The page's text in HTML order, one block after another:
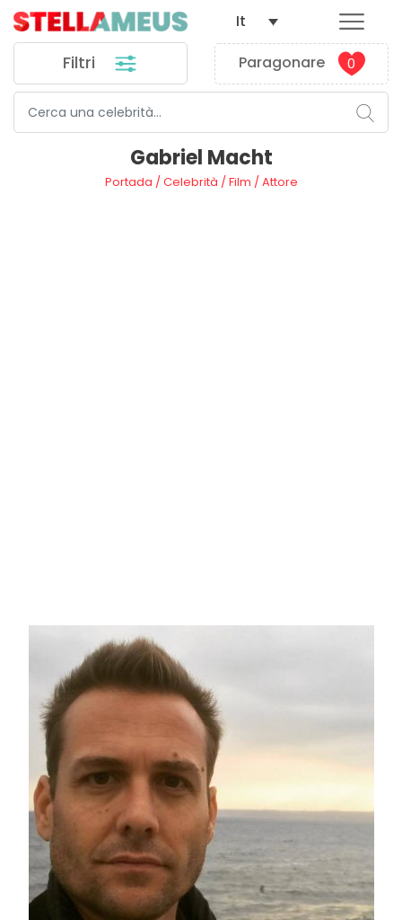
Filtri Paragonare 0
It
Gabriel Macht
Portada /Celebrità /Film /Attore